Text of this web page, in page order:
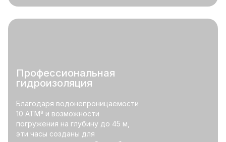
Профессиональная
гидроизоляция
Благодаря водонепроницаемости
10 ATM⁸ и возможности
погружения на глубину до 45 м,
эти часы созданы для